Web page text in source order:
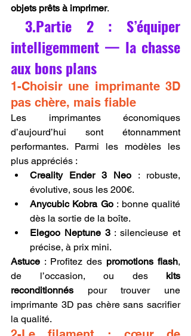
objets prêts à imprimer.
intelligemment — la chasse
aux bons plans
1-Choisir une imprimante 3D
pas chère, mais fiable
Les imprimantes économiques
d’aujourd’hui sont étonnamment
performantes. Parmi les modèles les
plus appréciés :
Creality Ender 3 Neo : robuste,
évolutive, sous les 200€.
Anycubic Kobra Go : bonne qualité
dès la sortie de la boîte.
Elegoo Neptune 3 : silencieuse et
précise, à prix mini.
Astuce : Profitez des promotions flash,
de l’occasion, ou des kits
reconditionnés pour trouver une
imprimante 3D pas chère sans sacrifier
la qualité.